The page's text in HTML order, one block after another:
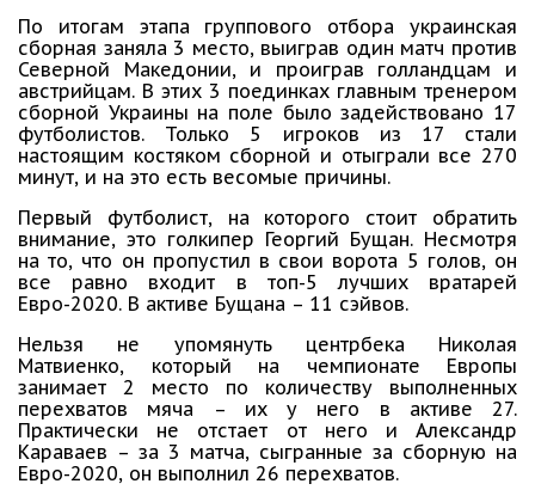
По итогам этапа группового отбора украинская
сборная заняла 3 место, выиграв один матч против
Северной Македонии, и проиграв голландцам и
австрийцам. В этих 3 поединках главным тренером
сборной Украины на поле было задействовано 17
футболистов. Только 5 игроков из 17 стали
настоящим костяком сборной и отыграли все 270
минут, и на это есть весомые причины.
Первый футболист, на которого стоит обратить
внимание, это голкипер Георгий Бущан. Несмотря
на то, что он пропустил в свои ворота 5 голов, он
все равно входит в топ-5 лучших вратарей
Евро-2020. В активе Бущана – 11 сэйвов.
Нельзя не упомянуть центрбека Николая
Матвиенко, который на чемпионате Европы
занимает 2 место по количеству выполненных
перехватов мяча – их у него в активе 27.
Практически не отстает от него и Александр
Караваев – за 3 матча, сыгранные за сборную на
Евро-2020, он выполнил 26 перехватов.